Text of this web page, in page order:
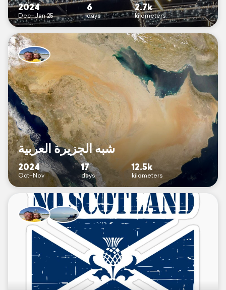
2024
Dec–Jan 25
6
days
2.7k
kilometers
شبه الجزيرة العربية
2024
Oct–Nov
17
days
12.5k
kilometers